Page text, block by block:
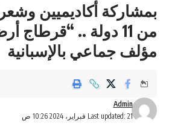
بمشاركة أكاديميين
من 11 دولة .. “قرطاج
مؤلف جماعي بالإسبانية
Last updated: 21 فبراير، 2024 10:26 ص
Admin